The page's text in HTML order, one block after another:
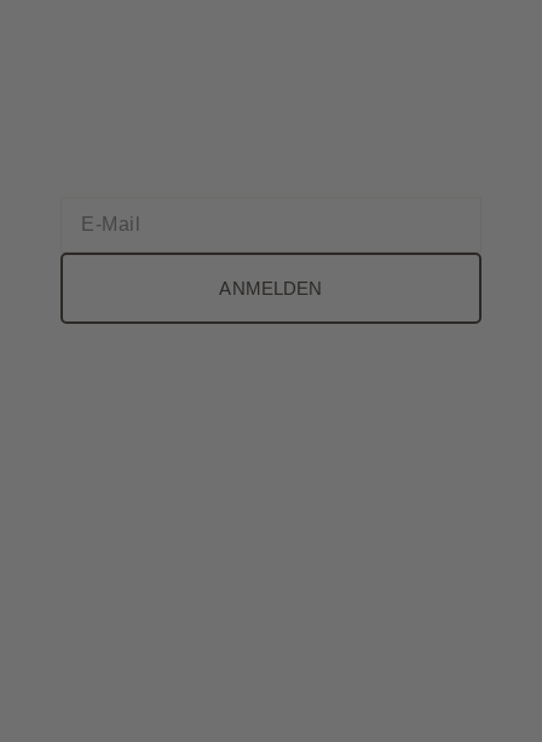
ANMELDEN